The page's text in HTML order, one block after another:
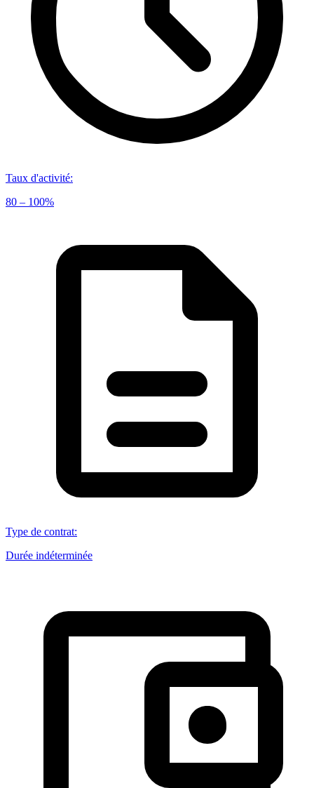
Taux d'activité:
80 – 100%
Type de contrat:
Durée indéterminée